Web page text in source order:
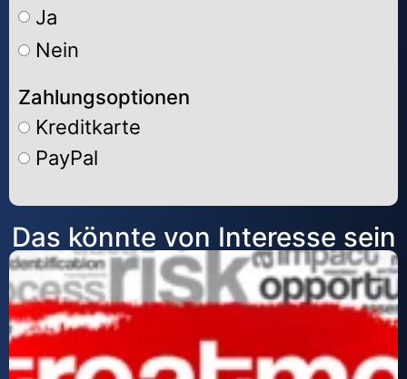
Ja
Nein
Zahlungsoptionen
Kreditkarte
PayPal
Alternative:
Das könnte von Interesse sein